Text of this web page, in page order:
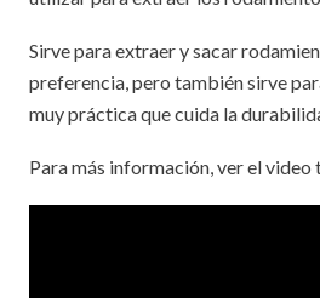
Sirve para extraer y sacar
preferencia, pero también sirve
muy práctica que cuida la
Para más información, ver el video